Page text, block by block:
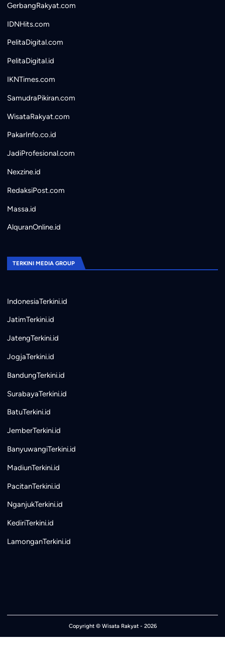
GerbangRakyat.com
IDNHits.com
PelitaDigital.com
PelitaDigital.id
IKNTimes.com
SamudraPikiran.com
WisataRakyat.com
PakarInfo.co.id
JadiProfesional.com
Nexzine.id
RedaksiPost.com
Massa.id
AlquranOnline.id
TERKINI MEDIA GROUP
IndonesiaTerkini.id
JatimTerkini.id
JatengTerkini.id
JogjaTerkini.id
BandungTerkini.id
SurabayaTerkini.id
BatuTerkini.id
JemberTerkini.id
BanyuwangiTerkini.id
MadiunTerkini.id
PacitanTerkini.id
NganjukTerkini.id
KediriTerkini.id
LamonganTerkini.id
Copyright © Wisata Rakyat- 2026